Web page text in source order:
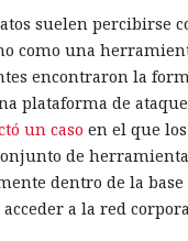
«FATAL
16.3 — la primera
octubre de 2025,
en desarrollo hasta
y el
principal a la
integrado
suelen percibirse
como una
encontraron la
plataforma de
un caso en el que
de
dentro de la base
a la red